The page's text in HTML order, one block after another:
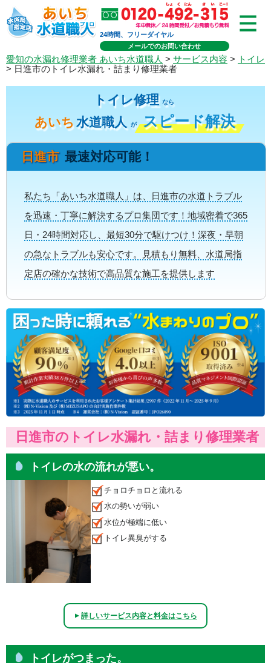
24時間、フリーダイヤル
メールでのお問い合わせ
愛知の水漏れ修理業者 あいち水道職人 > サービス内容 >
トイレ
> 日進市のトイレ水漏れ・詰まり修理業者
トイレ修理 なら
あいち水道職人 が スピード解決
日進市 最速対応可能！
私たち「あいち水道職人」は、日進市の水道トラブル
を迅速・丁寧に解決するプロ集団です！地域密着で365
日・24時間対応し、最短30分で駆けつけ！深夜・早朝
の急なトラブルも安心です。見積もり無料、水道局指
定店の確かな技術で高品質な施工を提供します
日進市のトイレ水漏れ・詰まり修理業者
トイレの水の流れが悪い。
チョロチョロと流れる
水の勢いが弱い
水位が極端に低い
トイレ異臭がする
▲詳しいサービス内容と料金はこちら
トイレがつまった。